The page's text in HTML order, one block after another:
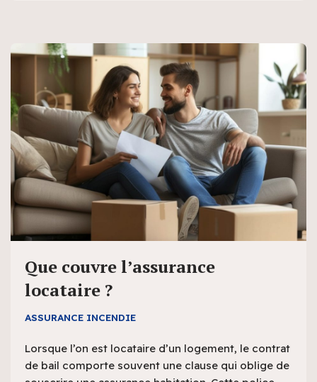
Que couvre l’assurance
locataire ?
ASSURANCE INCENDIE
Lorsque l’on est locataire d’un logement, le contrat
de bail comporte souvent une clause qui oblige de